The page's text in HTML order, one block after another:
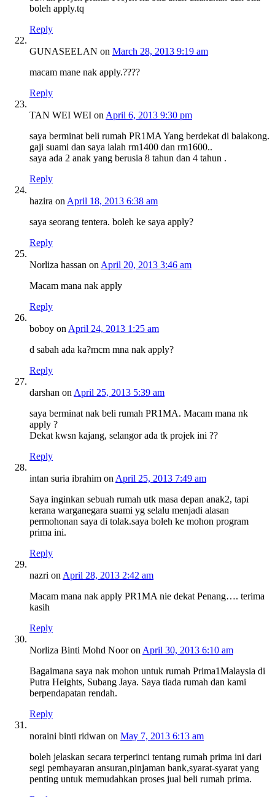
boleh apply.tq
Reply
GUNASEELAN on March 28, 2013 9:19 am
macam mane nak apply.????
Reply
TAN WEI WEI on April 6, 2013 9:30 pm
saya berminat beli rumah PR1MA Yang berdekat di balakong.
gaji suami dan saya ialah rm1400 dan rm1600..
saya ada 2 anak yang berusia 8 tahun dan 4 tahun .
Reply
hazira on April 18, 2013 6:38 am
saya seorang tentera. boleh ke saya apply?
Reply
Norliza hassan on April 20, 2013 3:46 am
Macam mana nak apply
Reply
boboy on April 24, 2013 1:25 am
d sabah ada ka?mcm mna nak apply?
Reply
darshan on April 25, 2013 5:39 am
saya berminat nak beli rumah PR1MA. Macam mana nk
apply ?
Dekat kwsn kajang, selangor ada tk projek ini ??
Reply
intan suria ibrahim on April 25, 2013 7:49 am
Saya inginkan sebuah rumah utk masa depan anak2, tapi
kerana warganegara suami yg selalu menjadi alasan
permohonan saya di tolak.saya boleh ke mohon program
prima ini.
Reply
nazri on April 28, 2013 2:42 am
Macam mana nak apply PR1MA nie dekat Penang…. terima
kasih
Reply
Norliza Binti Mohd Nooron April 30, 2013 6:10 am
Bagaimana saya nak mohon untuk rumah Prima1Malaysia di
Putra Heights, Subang Jaya. Saya tiada rumah dan kami
berpendapatan rendah.
Reply
noraini binti ridwan on May 7, 2013 6:13 am
boleh jelaskan secara terperinci tentang rumah prima ini dari
segi pembayaran ansuran,pinjaman bank,syarat-syarat yang
penting untuk memudahkan proses jual beli rumah prima.